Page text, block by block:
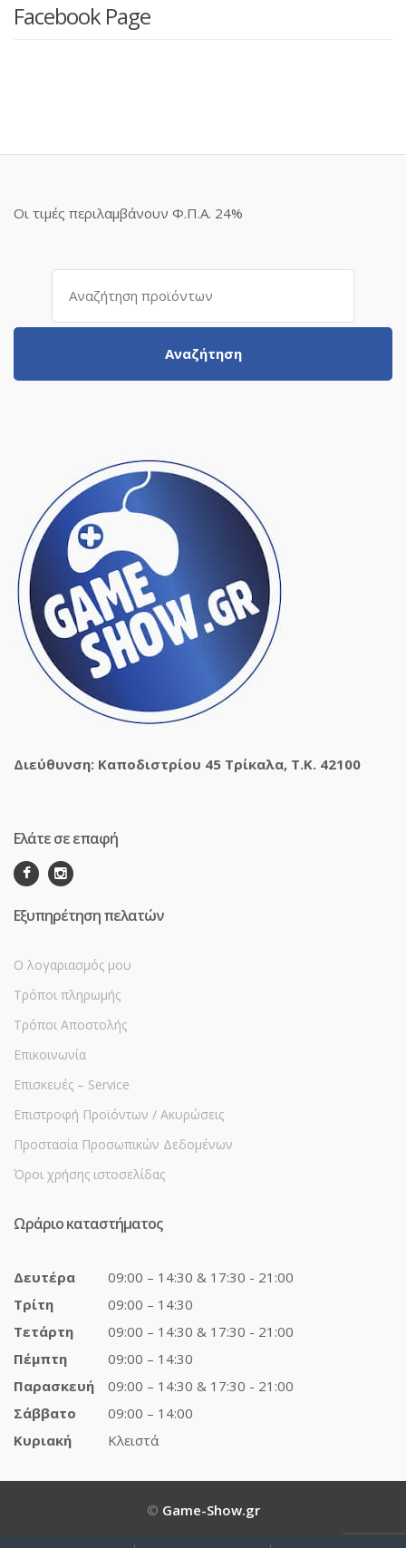
Facebook Page
Οι τιμές περιλαμβάνουν Φ.Π.Α. 24%
Αναζήτηση
Αναζήτηση
Διεύθυνση: Καποδιστρίου 45 Τρίκαλα, Τ.Κ. 42100
Ελάτε σε επαφή
Εξυπηρέτηση πελατών
Ο λογαριασμός μου
Τρόποι πληρωμής
Τρόποι Αποστολής
Επικοινωνία
Επισκευές – Service
Επιστροφή Προϊόντων / Ακυρώσεις
Προστασία Προσωπικών Δεδομένων
Όροι χρήσης ιστοσελίδας
Ωράριο καταστήματος
Δευτέρα
09:00 – 14:30 & 17:30 - 21:00
Τρίτη
09:00 – 14:30
Τετάρτη
09:00 – 14:30 & 17:30 - 21:00
Πέμπτη
09:00 – 14:30
Παρασκευή
09:00 – 14:30 & 17:30 - 21:00
Σάββατο
09:00 – 14:00
Κυριακή
Κλειστά
© Game-Show.gr